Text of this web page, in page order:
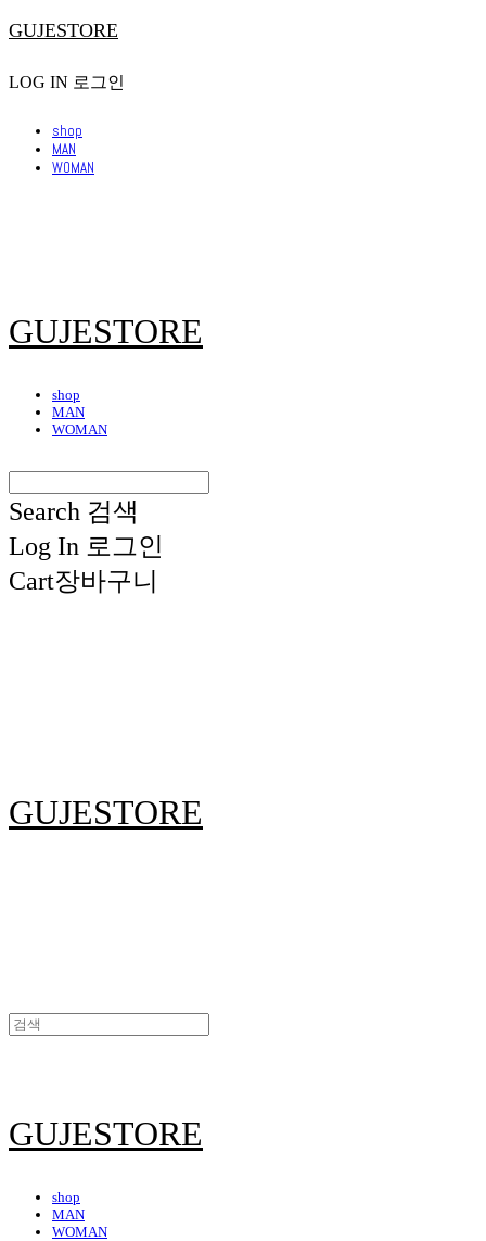
GUJESTORE
LOG IN 로그인
shop
MAN
WOMAN
GUJESTORE
shop
MAN
WOMAN
Search 검색
Log In 로그인
Cart장바구니
GUJESTORE
GUJESTORE
shop
MAN
WOMAN